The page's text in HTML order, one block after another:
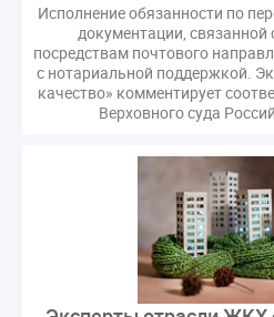
Исполнение обязанности по
документации,
посредствам почтового
с нотариальной поддержкой.
качество» комментирует
Верховного суда